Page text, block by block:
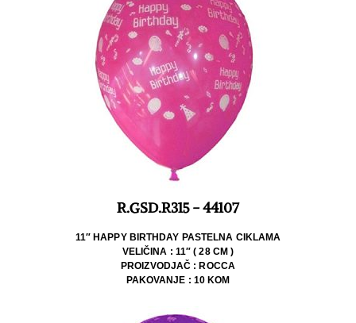
R.GSD.R315 - 44107
11″ HAPPY BIRTHDAY PASTELNA CIKLAMA
VELIČINA : 11″ ( 28 CM )
PROIZVODJAČ : ROCCA
PAKOVANJE : 10 KOM